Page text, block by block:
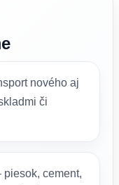
nového aj
či
piesok, cement,